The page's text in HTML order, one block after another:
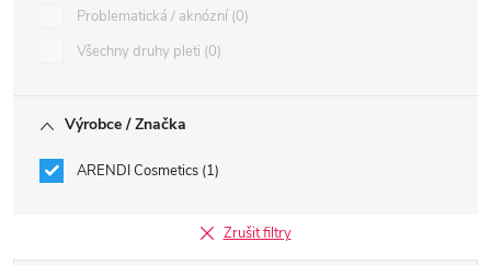
Problematická / aknózní 0
Všechny druhy pleti 0
Výrobce / Značka
ARENDI Cosmetics 1
Zrušit filtry